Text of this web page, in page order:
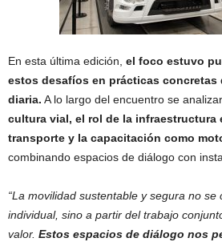
En esta última edición, el foco estuvo
estos desafíos en prácticas concretas
diaria. A lo largo del encuentro se
cultura vial, el rol de la infraestructura
transporte y la capacitación como
combinando espacios de diálogo con
“La movilidad sustentable y segura no
individual, sino a partir del trabajo
valor. Estos espacios de diálogo nos